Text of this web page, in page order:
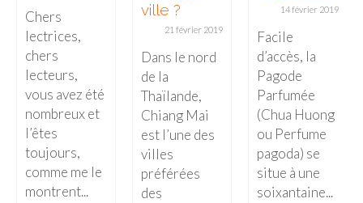
Chers
lectrices,
chers
lecteurs,
vous avez été
nombreux et
l’êtes
toujours,
comme me le
montrent...
ville ?
21 février 2019
Dans le nord
de la
Thaïlande,
Chiang Mai
est l’une des
villes
préférées
des
14 février 2019
Facile
d’accès, la
Pagode
Parfumée
(Chua Huong
ou Perfume
pagoda) se
situe à une
soixantaine...